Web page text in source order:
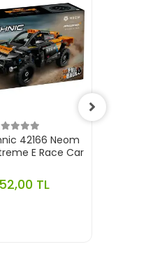
42166 Neom
E Race Car
TL